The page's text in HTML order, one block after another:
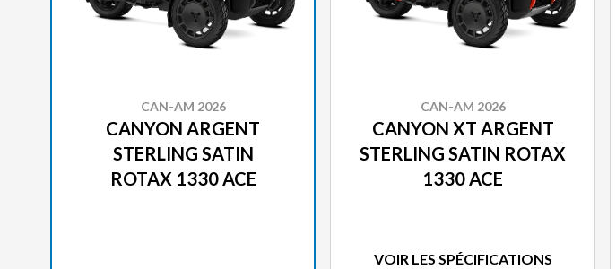
CAN-AM 2026
CANYON ARGENT
STERLING SATIN
ROTAX 1330 ACE
CAN-AM 2026
CANYON XT ARGENT
STERLING SATIN ROTAX
1330 ACE
VOIR LES SPÉCIFICATIONS